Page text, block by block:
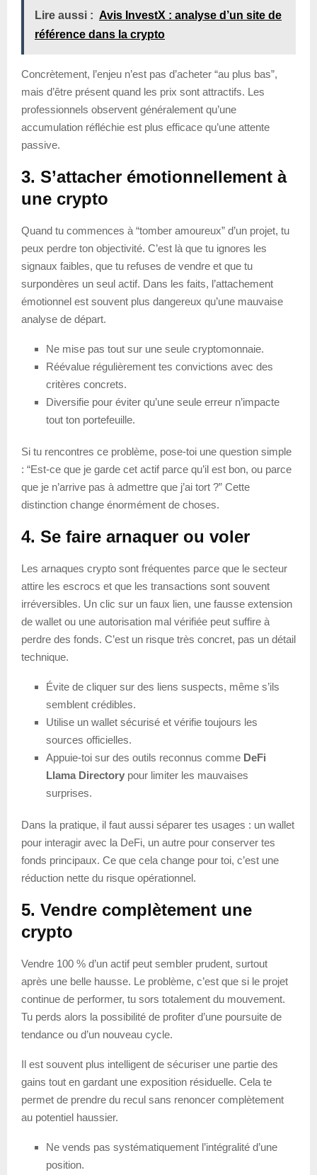
Lire aussi : Avis InvestX : analyse d’un site de
référence dans la crypto
Concrètement, l’enjeu n’est pas d’acheter “au plus bas”,
mais d’être présent quand les prix sont attractifs. Les
professionnels observent généralement qu’une
accumulation réfléchie est plus efficace qu’une attente
passive.
3. S’attacher émotionnellement à
une crypto
Quand tu commences à “tomber amoureux” d’un projet, tu
peux perdre ton objectivité. C’est là que tu ignores les
signaux faibles, que tu refuses de vendre et que tu
surpondères un seul actif. Dans les faits, l’attachement
émotionnel est souvent plus dangereux qu’une mauvaise
analyse de départ.
Ne mise pas tout sur une seule cryptomonnaie.
Réévalue régulièrement tes convictions avec des
critères concrets.
Diversifie pour éviter qu’une seule erreur n’impacte
tout ton portefeuille.
Si tu rencontres ce problème, pose-toi une question simple
: “Est-ce que je garde cet actif parce qu’il est bon, ou parce
que je n’arrive pas à admettre que j’ai tort ?” Cette
distinction change énormément de choses.
4. Se faire arnaquer ou voler
Les arnaques crypto sont fréquentes parce que le secteur
attire les escrocs et que les transactions sont souvent
irréversibles. Un clic sur un faux lien, une fausse extension
de wallet ou une autorisation mal vérifiée peut suffire à
perdre des fonds. C’est un risque très concret, pas un détail
technique.
Évite de cliquer sur des liens suspects, même s’ils
semblent crédibles.
Utilise un wallet sécurisé et vérifie toujours les
sources officielles.
Appuie-toi sur des outils reconnus comme DeFi
Llama Directory pour limiter les mauvaises
surprises.
Dans la pratique, il faut aussi séparer tes usages : un wallet
pour interagir avec la DeFi, un autre pour conserver tes
fonds principaux. Ce que cela change pour toi, c’est une
réduction nette du risque opérationnel.
5. Vendre complètement une
crypto
Vendre 100 % d’un actif peut sembler prudent, surtout
après une belle hausse. Le problème, c’est que si le projet
continue de performer, tu sors totalement du mouvement.
Tu perds alors la possibilité de profiter d’une poursuite de
tendance ou d’un nouveau cycle.
Il est souvent plus intelligent de sécuriser une partie des
gains tout en gardant une exposition résiduelle. Cela te
permet de prendre du recul sans renoncer complètement
au potentiel haussier.
Ne vends pas systématiquement l’intégralité d’une
position.